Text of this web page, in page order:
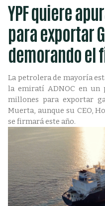
YPF quiere
para exportar
demorando el
La petrolera de mayoría
la emiratí ADNOC en un
millones para exportar
Muerta, aunque su CEO,
se firmará este año.